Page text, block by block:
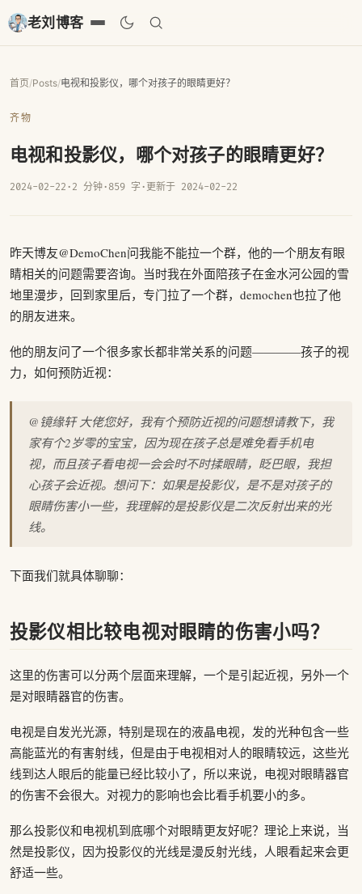
老刘博客
首页/Posts/电视和投影仪，哪个对孩子的眼睛更好？
齐物
电视和投影仪，哪个对孩子的眼睛更好？
2024-02-22 · 2 分钟· 859 字 · 更新于 2024-02-22
昨天博友@DemoChen问我能不能拉一个群，他的一个朋友有眼
睛相关的问题需要咨询。当时我在外面陪孩子在金水河公园的雪
地里漫步，回到家里后，专门拉了一个群，demochen也拉了他
的朋友进来。
他的朋友问了一个很多家长都非常关系的问题————孩子的视
力，如何预防近视：
@镜缘轩 大佬您好，我有个预防近视的问题想请教下，我
家有个2岁零的宝宝，因为现在孩子总是难免看手机电
视，而且孩子看电视一会会时不时揉眼睛，眨巴眼，我担
心孩子会近视。想问下：如果是投影仪，是不是对孩子的
眼睛伤害小一些，我理解的是投影仪是二次反射出来的光
线。
下面我们就具体聊聊：
投影仪相比较电视对眼睛的伤害小吗？
这里的伤害可以分两个层面来理解，一个是引起近视，另外一个
是对眼睛器官的伤害。
电视是自发光光源，特别是现在的液晶电视，发的光种包含一些
高能蓝光的有害射线，但是由于电视相对人的眼睛较远，这些光
线到达人眼后的能量已经比较小了，所以来说，电视对眼睛器官
的伤害不会很大。对视力的影响也会比看手机要小的多。
那么投影仪和电视机到底哪个对眼睛更友好呢？理论上来说，当
然是投影仪，因为投影仪的光线是漫反射光线，人眼看起来会更
舒适一些。